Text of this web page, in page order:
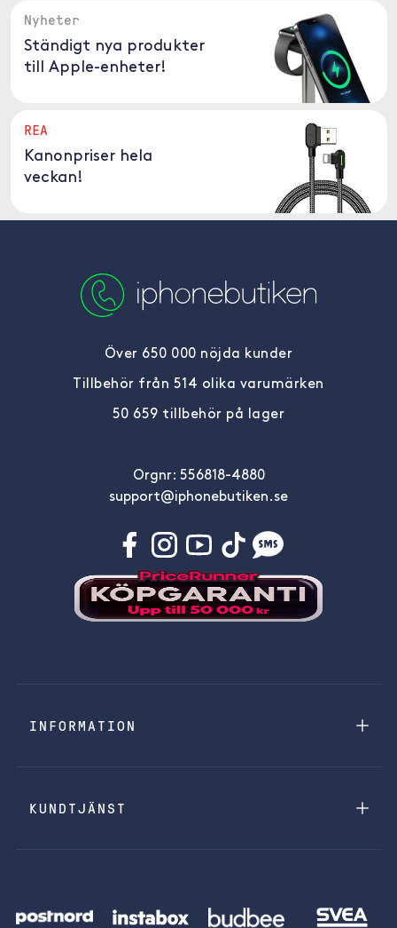
Nyheter
Ständigt nya produkter
till Apple-enheter!
REA
Kanonpriser hela
veckan!
Över 650 000 nöjda kunder
Tillbehör från 514 olika varumärken
50 659 tillbehör på lager
Orgnr: 556818-4880
support@iphonebutiken.se
INFORMATION
KUNDTJÄNST